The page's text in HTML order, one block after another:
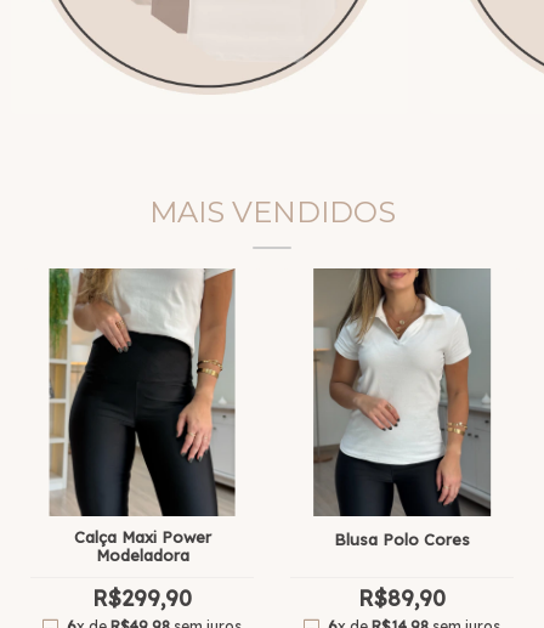
MAIS VENDIDOS
Calça Maxi Power
Modeladora
R$299,90
Blusa Polo Cores
R$89,90